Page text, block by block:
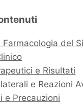
Farmacologia del
e Risultati
e Reazioni
e Precauzioni